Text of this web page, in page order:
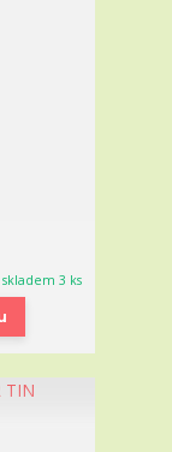
skladem 3 ks